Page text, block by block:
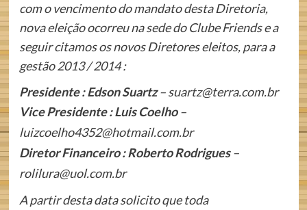
com o vencimento do mandato desta Diretoria,
nova eleição ocorreu na sede do Clube Friends e a
seguir citamos os novos Diretores eleitos, para a
gestão 2013 / 2014 :
Presidente : Edson Suartz– suartz@terra.com.br
Vice Presidente : Luis Coelho–
luizcoelho4352@hotmail.com.br
Diretor Financeiro : Roberto Rodrigues–
rolilura@uol.com.br
A partir desta data solicito que toda